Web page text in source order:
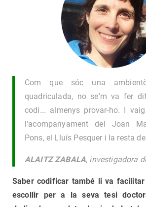
Com que sóc una
quadriculada, no se'm va fer
codi... almenys provar-ho. I
l'acompanyament del Joan
Pons, el Lluís Pesquer i la resta
ALAITZ ZABALA, investigadora
Saber codificar també li va
escollir per a la seva tesi